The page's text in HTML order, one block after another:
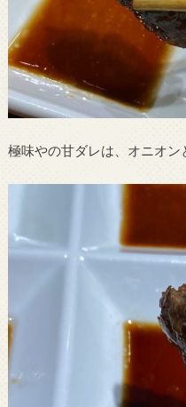
極味やの甘ダレは、オニオン